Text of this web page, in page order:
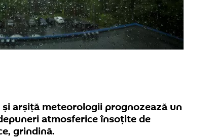
arșiță meteorologii prognozează un
atmosferice însoțite de
grindină.